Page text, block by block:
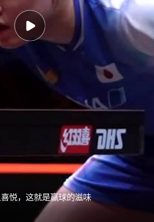
悦，这就是赢球的滋味